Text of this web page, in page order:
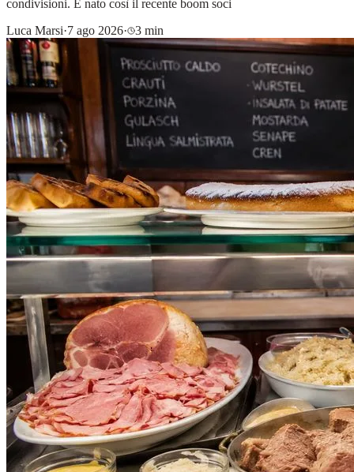
condivisioni. È nato così il recente boom soci
Luca Marsi·7 ago 2026· 3 min